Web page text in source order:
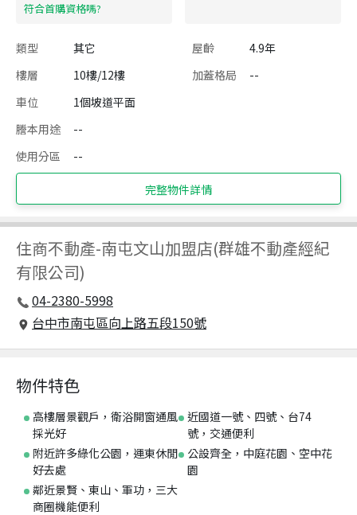
​符合首購資格嗎?
類型 其它 屋齡
4.9年
樓層
10樓/12樓 加蓋格局
--
車位
1個坡道平面
謄本用途
--
使用分區
--
完整物件詳情
住商不動產-南屯文山加盟店(群雄不動產經紀
有限公司)
04-2380-5998
台中市南屯區向上路五段150號
物件特色
高樓層景觀戶，衛浴開窗通風
採光好
近國道一號、四號、台74
號，交通便利
附近許多綠化公園，運東休閒
好去處
公設齊全，中庭花園、空中花
園
鄰近景賢、東山、軍功，三大
商圈機能便利